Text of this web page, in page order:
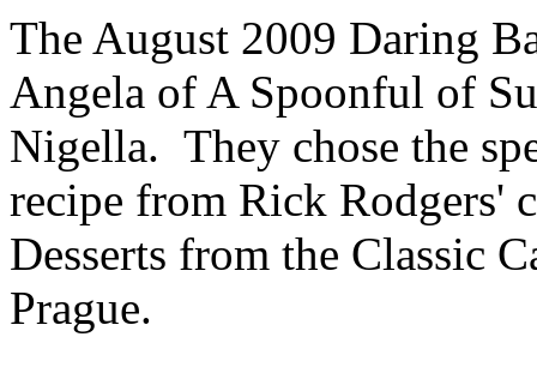
The August 2009 Daring
Angela of A Spoonful of
Nigella. They chose the
recipe from Rick Rodgers'
Desserts from the Classic
Prague.